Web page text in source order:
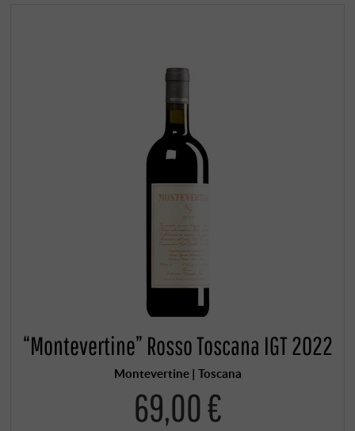
“Montevertine” Rosso Toscana IGT 2022
Montevertine | Toscana
69,00 €